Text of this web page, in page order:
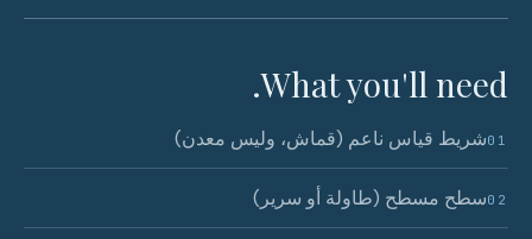
What you'll need.
01شريط قياس ناعم (قماش، وليس معدن)
02سطح مسطح (طاولة أو سرير)